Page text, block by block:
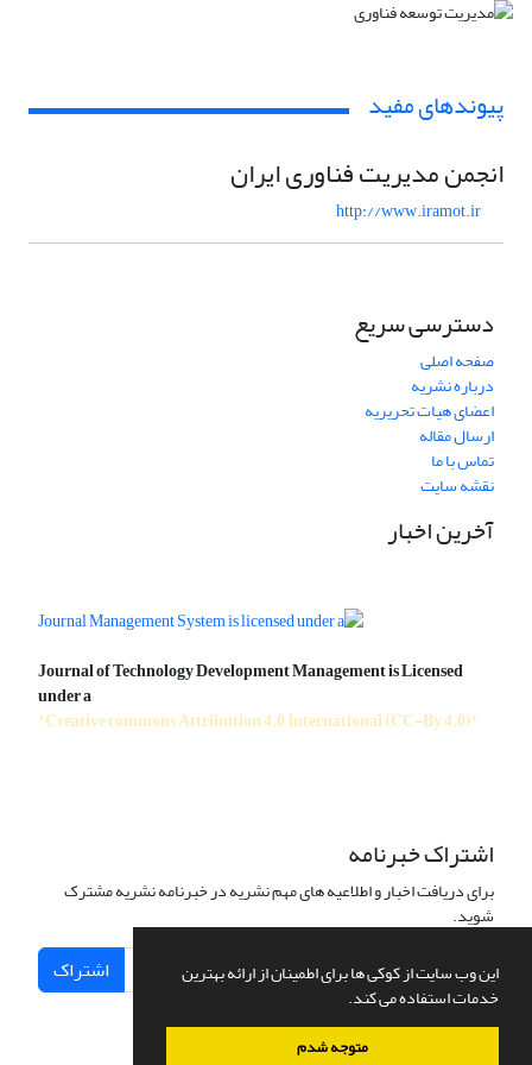
این وب سایت از کوکی ها برای اطمینان از ارائه بهترین
خدمات استفاده می کند.
متوجه شدم
پیوندهای مفید
انجمن مدیریت فناوری ایران
http://www.iramot.ir
دسترسی سریع
صفحه اصلی
درباره نشریه
اعضای هیات تحریریه
ارسال مقاله
تماس با ما
نقشه سایت
آخرین اخبار
Journal of Technology Development Management is Licensed
under a
"Creative commons Attribution 4.0 International (CC-By 4.0)"
اشتراک خبرنامه
برای دریافت اخبار و اطلاعیه های مهم نشریه در خبرنامه نشریه مشترک
شوید.
اشتراک